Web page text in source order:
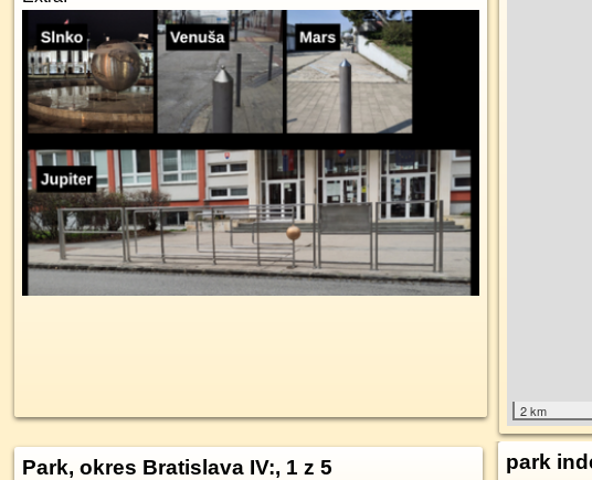
2 km
Park, okres Bratislava IV:, 1 z 5 park